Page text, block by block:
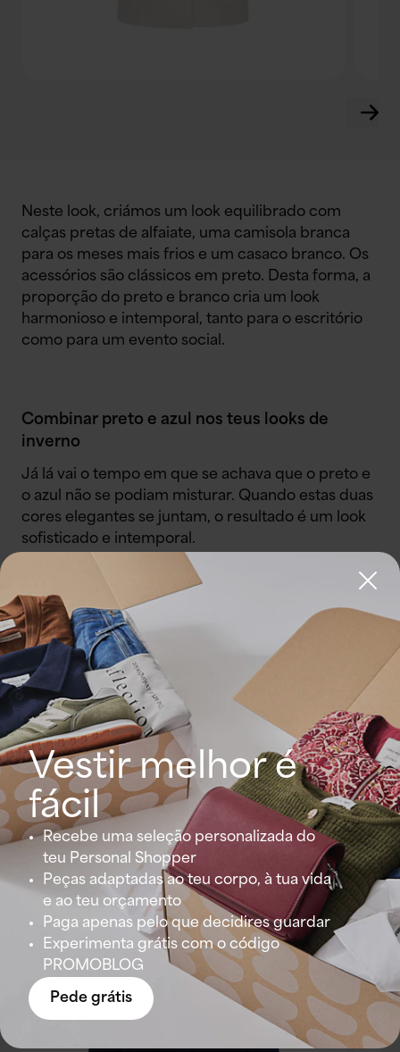
Neste look, criámos um look equilibrado com
calças pretas de alfaiate, uma camisola branca
para os meses mais frios e um casaco branco. Os
acessórios são clássicos em preto. Desta forma, a
proporção do preto e branco cria um look
harmonioso e intemporal, tanto para o escritório
como para um evento social.
Combinar preto e azul nos teus looks de
inverno
Já lá vai o tempo em que se achava que o preto e
o azul não se podiam misturar. Quando estas duas
cores elegantes se juntam, o resultado é um look
sofisticado e intemporal.
Espreita este look da rainha do estilo Olivia
Palermo: ela combinou de uma forma
impressionante um total look em preto com
calças de couro e camisola, com um casaco azul.
Não é o resultado mais chic que já viram?
Adoramo-lo tanto para os planos de dia como
para um jantar elegante!
Vestir melhor é
fácil
Recebe uma seleção personalizada do
teu Personal Shopper
Peças adaptadas ao teu corpo, à tua vida
e ao teu orçamento
Paga apenas pelo que decidires guardar
Experimenta grátis com o código
PROMOBLOG
Pede grátis